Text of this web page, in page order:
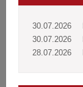
30.07.2026
30.07.2026
28.07.2026